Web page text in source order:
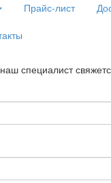
Прайс-лист
специалист